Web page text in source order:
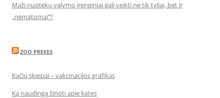
Maži nuotekų valymo įrenginiai gali veikti ne tik tyliai, bet ir
„nematomai‘‘?
ZOO PREKES
Kačių skiepai – vakcinacijos grafikas
Ką naudinga žinoti apie kates